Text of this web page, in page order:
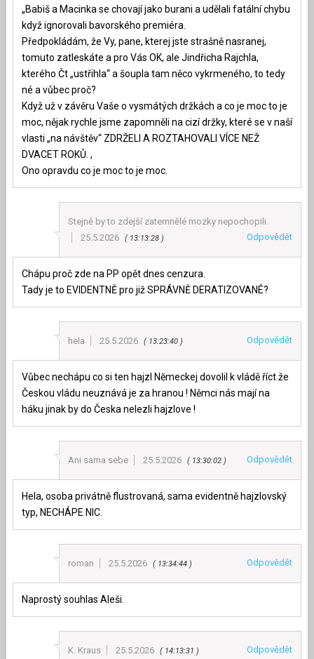
„Babiš a Macinka se chovají jako burani a udělali fatální chybu
když ignorovali bavorského premiéra.
Předpokládám, že Vy, pane, kterej jste strašně nasranej,
tomuto zatleskáte a pro Vás OK, ale Jindřicha Rajchla,
kterého Čt „ustřihla“ a šoupla tam něco vykrmeného, to tedy
né a vůbec proč?
Když už v závěru Vaše o vysmátých držkách a co je moc to je
moc, nějak rychle jsme zapomněli na cizí držky, které se v naší
vlasti „na návštěv“ ZDRŽELI A ROZTAHOVALI VÍCE NEŽ
DVACET ROKŮ. ,
Ono opravdu co je moc to je moc.
Stejně by to zdejší zatemnělé mozky nepochopili.
25.5.2026
13:13:28 Odpovědět
Chápu proč zde na PP opět dnes cenzura.
Tady je to EVIDENTNĚ pro již SPRÁVNĚ DERATIZOVANÉ?
hela 25.5.2026 13:23:40 Odpovědět
Vůbec nechápu co si ten hajzl Nĕmeckej dovolil k vládě říct že
Českou vládu neuznává je za hranou ! Němci nás mají na
háku jinak by do Česka nelezli hajzlove !
Ani sama sebe 25.5.2026 13:30:02 Odpovědět
Hela, osoba privátně flustrovaná, sama evidentně hajzlovský
typ, NECHÁPE NIC.
roman 25.5.2026 13:34:44 Odpovědět
Naprostý souhlas Aleši.
K. Kraus 25.5.2026 14:13:31 Odpovědět